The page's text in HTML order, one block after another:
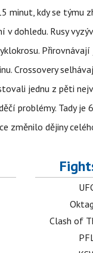
minut, kdy se týmu
dohledu. Rusy
Crossovery
jednu z pěti
problémy. Tady
změnilo dějiny
Clash of